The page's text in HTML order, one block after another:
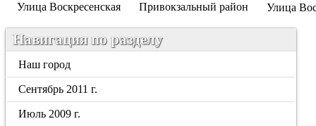
Улица Воскресенская Привокзальный район Улица
Навигация по разделу
Наш город
Сентябрь 2011 г.
Июль 2009 г.